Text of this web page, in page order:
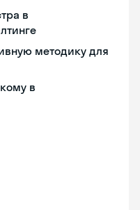
в
методику для
в